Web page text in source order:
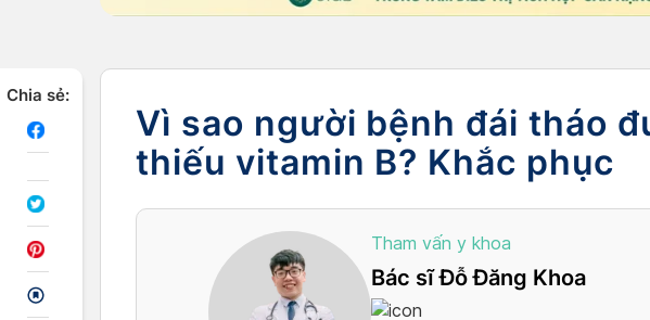
Chia sẻ:
Vì sao người bệnh đái tháo
thiếu vitamin B? Khắc phục
Tham vấn y khoa
Bác sĩ Đỗ Đăng Khoa